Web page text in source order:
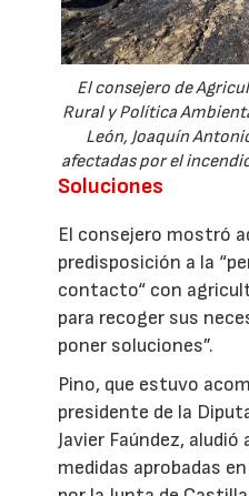
El consejero de
Rural y Política
León, Joaquín
afectadas por el
Soluciones
El consejero mostró
predisposición a la
contacto“ con
para recoger sus
poner soluciones”.
Pino, que estuvo
presidente de la
Javier Faúndez,
medidas aprobadas